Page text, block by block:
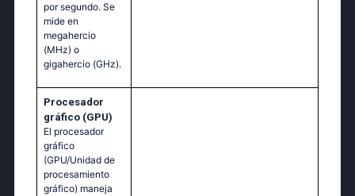
por segundo. Se
mide en
megahercio
(MHz) o
gigahercio (GHz).
Procesador
gráfico (GPU)
El procesador
gráfico
(GPU/Unidad de
procesamiento
gráfico) maneja